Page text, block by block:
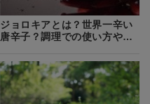
ジョロキアとは？世界一辛い
唐辛子？調理での使い方や食